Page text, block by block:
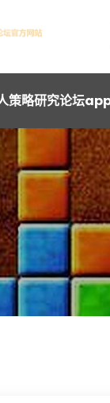
策略研究论坛